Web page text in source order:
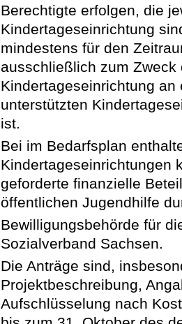
Berechtigte erfolgen, die
Kindertageseinrichtung
mindestens für den
ausschließlich zum Zweck
Kindertageseinrichtung
unterstützten
ist.
Bei im Bedarfsplan
Kindertageseinrichtungen
geforderte finanzielle
öffentlichen Jugendhilfe
Bewilligungsbehörde für
Sozialverband Sachsen.
Die Anträge sind,
Projektbeschreibung,
Aufschlüsselung nach